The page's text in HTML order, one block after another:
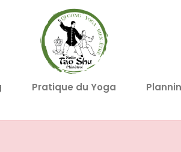
Pratique du Yoga